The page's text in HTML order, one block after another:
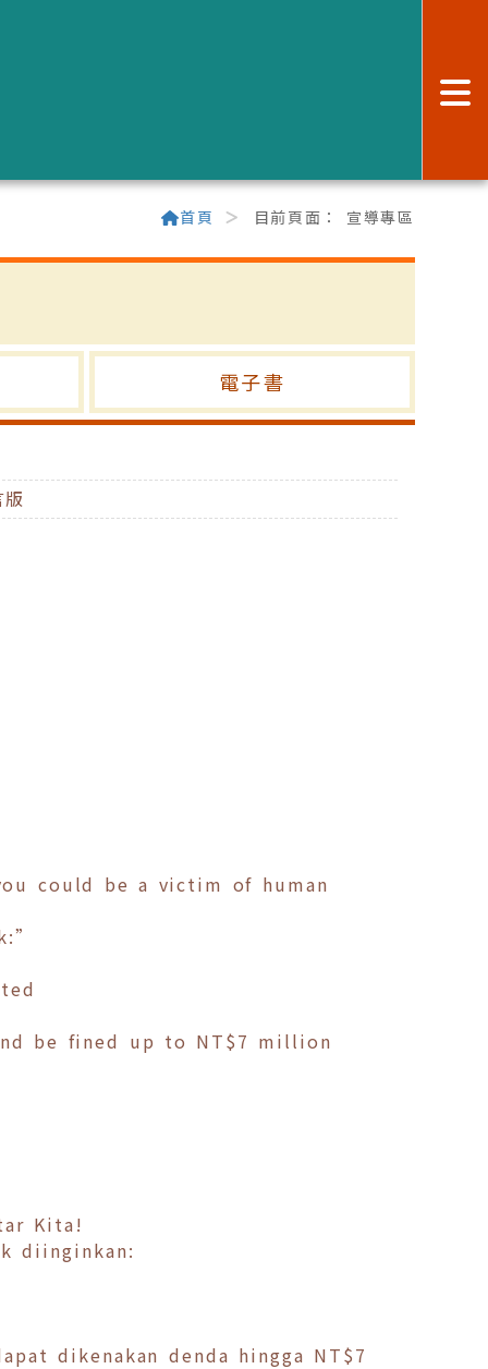
首頁 目前頁面： 宣導專區
電子書
could be a victim of human
be fined up to NT$7 million
Kita!
diinginkan:
dikenakan denda hingga NT$7